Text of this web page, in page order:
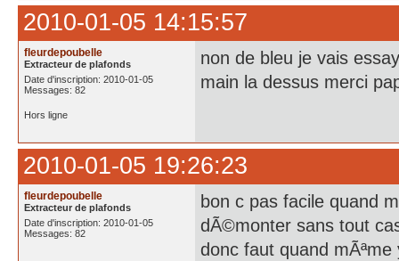
2010-01-05 14:15:57
fleurdepoubelle
Extracteur de plafonds
Date d'inscription: 2010-01-05
Messages: 82
non de bleu je vais
main la dessus merci
Hors ligne
2010-01-05 19:26:23
fleurdepoubelle
Extracteur de plafonds
Date d'inscription: 2010-01-05
Messages: 82
bon c pas facile quand
dÃ©monter sans tout
donc faut quand mÃªme